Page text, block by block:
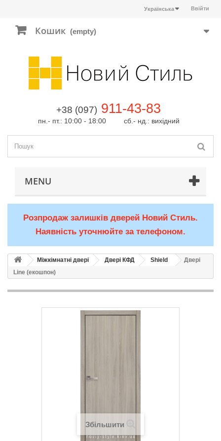
Ввійти
Українська
Кошик (empty)
+38 (097) 911-43-83
пн.- пт.: 10:00 - 18:00 сб.- нд.: вихідний
MENU
Розпродаж залишків дверей Новий Стиль.
Наявність уточнюйте за телефоном.
Міжкімнатні двері Двері КФД Shield
Двері
Line (екошпон)
Збільшити